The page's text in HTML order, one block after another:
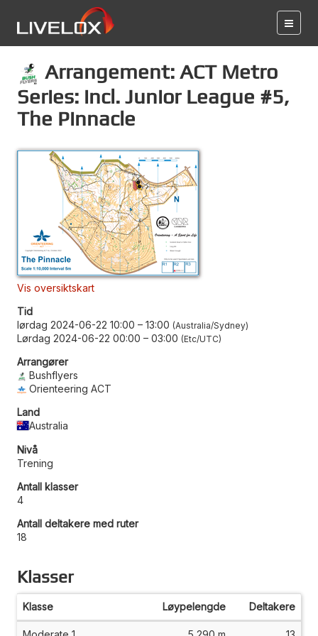
Arrangement: ACT Metro
Series: incl. Junior League #5,
The Pinnacle
Vis oversiktskart
Tid
lørdag 2024-06-22 10:00 – 13:00 Australia/Sydney
Lørdag 2024-06-22 00:00 – 03:00 Etc/UTC
Arrangører
Bushflyers
Orienteering ACT
Land
Australia
Nivå
Trening
Antall klasser
4
Antall deltakere med ruter
18
Klasser
Klasse Løypelengde Deltakere